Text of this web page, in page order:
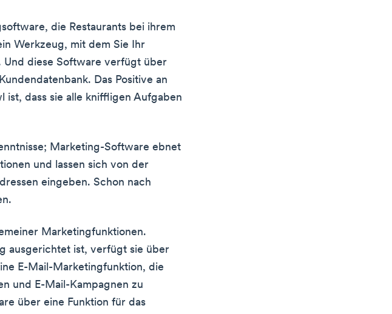
die Restaurants bei ihrem
Werkzeug, mit dem Sie Ihr
Und diese Software verfügt über
Das Positive an
dass sie alle kniffligen Aufgaben
Marketing-Software ebnet
und lassen sich von der
eingeben. Schon nach
Marketingfunktionen.
ausgerichtet ist, verfügt sie über
E-Mail-Marketingfunktion, die
und E-Mail-Kampagnen zu
über eine Funktion für das